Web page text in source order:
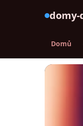
domy-
Domů